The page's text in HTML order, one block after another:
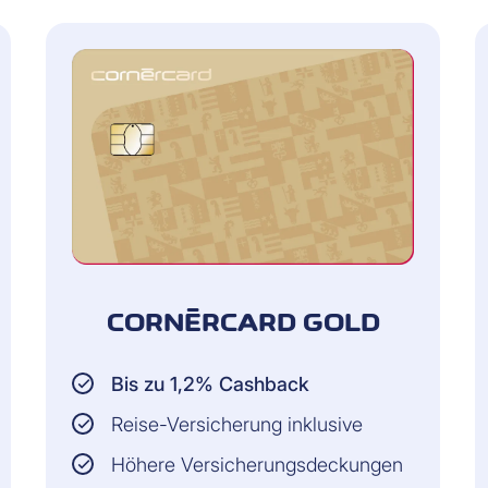
Fremdwährung
CHF
Fremdwährung
CHF
rund CHF 30'000 pro Jahr für Konsum aus. Wenn
CORNÈRCARD GOLD
Bis zu 1,2% Cashback
Reise-Versicherung inklusive
Höhere Versicherungsdeckungen